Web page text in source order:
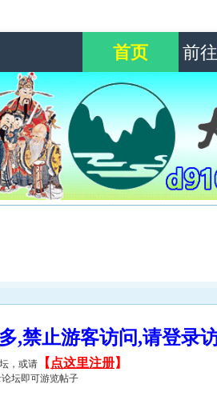
首页 前
多,禁止游客访问,请登
，或请 【 点这里注册】
坛即可游览帖子